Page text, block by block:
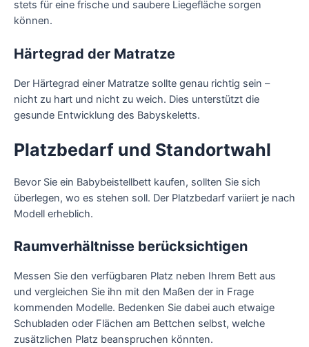
stets für eine frische und saubere Liegefläche sorgen
können.
Härtegrad der Matratze
Der Härtegrad einer Matratze sollte genau richtig sein –
nicht zu hart und nicht zu weich. Dies unterstützt die
gesunde Entwicklung des Babyskeletts.
Platzbedarf und Standortwahl
Bevor Sie ein Babybeistellbett kaufen, sollten Sie sich
überlegen, wo es stehen soll. Der Platzbedarf variiert je nach
Modell erheblich.
Raumverhältnisse berücksichtigen
Messen Sie den verfügbaren Platz neben Ihrem Bett aus
und vergleichen Sie ihn mit den Maßen der in Frage
kommenden Modelle. Bedenken Sie dabei auch etwaige
Schubladen oder Flächen am Bettchen selbst, welche
zusätzlichen Platz beanspruchen könnten.